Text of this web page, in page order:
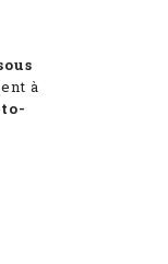
à